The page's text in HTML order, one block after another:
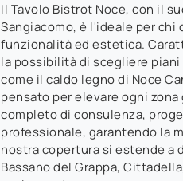
Il Tavolo Bistrot Noce, con il
Sangiacomo, è l'ideale per chi
funzionalità ed estetica.
la possibilità di scegliere
come il caldo legno di Noce
pensato per elevare ogni
completo di consulenza,
professionale, garantendo la
nostra copertura si estende a
Bassano del Grappa,